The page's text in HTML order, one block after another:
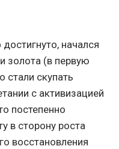
начался
золота (в первую
стали скупать
с активизацией
постепенно
в сторону роста
восстановления